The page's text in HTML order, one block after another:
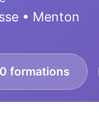
• Menton
formations